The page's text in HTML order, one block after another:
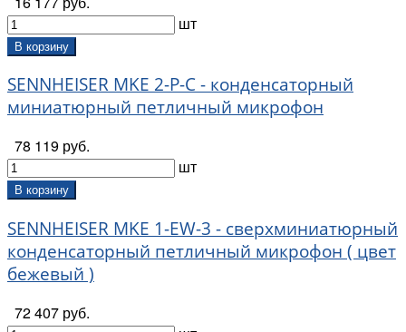
шт
В корзину
SENNHEISER MKE 2-P-C - конденсаторный
миниатюрный петличный микрофон
78 119 руб.
шт
В корзину
SENNHEISER MKE 1-EW-3 - сверхминиатюрный
конденсаторный петличный микрофон ( цвет
бежевый )
72 407 руб.